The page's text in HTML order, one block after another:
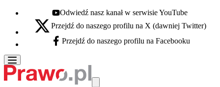
Youtube - otwiera się w nowej karcie
Odwiedź nasz kanał w serwisie YouTube
X - otwiera się w nowej karcie
Przejdź do naszego profilu na X (dawniej Twitter)
Facebook - otwiera się w nowej karcie
Przejdź do naszego profilu na Facebooku